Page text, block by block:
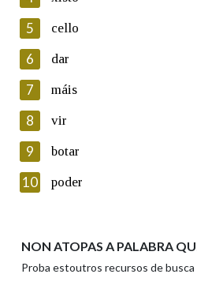
Lin e acepto as condicións
Introduce o código que aparece
Texto de verificación
Enviar
5 cello
6 dar
7 máis
8 vir
9 botar
10 poder
NON ATOPAS A PALABRA
Proba estoutros recursos de busca